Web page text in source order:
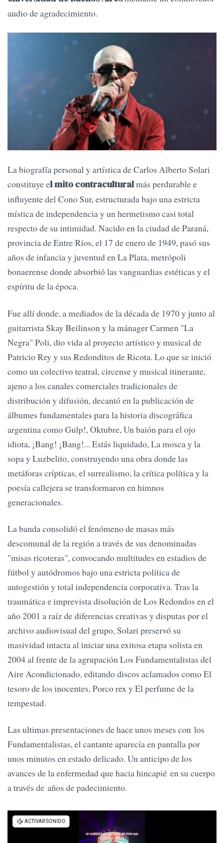
audio de agradecimiento.
La biografía personal y artística de Carlos Alberto Solari
constituye el mito contraculturalmás perdurable e
influyente del Cono Sur, estructurada bajo una estricta
mística de independencia y un hermetismo casi total
respecto de su intimidad. Nacido en la ciudad de Paraná,
provincia de Entre Ríos, el 17 de enero de 1949, pasó sus
años de infancia y juventud en La Plata, metrópoli
bonaerense donde absorbió las vanguardias estéticas y el
espíritu de la época.
Fue allí donde, a mediados de la década de 1970 y junto al
guitarrista Skay Beilinson y la mánager Carmen "La
Negra" Poli, dio vida al proyecto artístico y musical de
Patricio Rey y sus Redonditos de Ricota. Lo que se inició
como un colectivo teatral, circense y musical itinerante,
ajeno a los canales comerciales tradicionales de
distribución y difusión, decantó en la publicación de
álbumes fundamentales para la historia discográfica
argentina como Gulp!, Oktubre, Un baión para el ojo
idiota, ¡Bang! ¡Bang!... Estás liquidado, La mosca y la
sopa y Luzbelito, construyendo una obra donde las
metáforas crípticas, el surrealismo, la crítica política y la
poesía callejera se transformaron en himnos
generacionales.
La banda consolidó el fenómeno de masas más
descomunal de la región a través de sus denominadas
"misas ricoteras", convocando multitudes en estadios de
fútbol y autódromos bajo una estricta política de
autogestión y total independencia corporativa. Tras la
traumática e imprevista disolución de Los Redondos en el
año 2001 a raíz de diferencias creativas y disputas por el
archivo audiovisual del grupo, Solari preservó su
masividad intacta al iniciar una exitosa etapa solista en
2004 al frente de la agrupación Los Fundamentalistas del
Aire Acondicionado, editando discos aclamados como El
tesoro de los inocentes, Porco rex y El perfume de la
tempestad.
Las ultimas presentaciones de hace unos meses con los
Fundamentalistas, el cantante aparecía en pantalla por
unos minutos en estado delicado. Un anticipo de los
avances de la enfermedad que hacia hincapié en su cuerpo
a través de años de padecimiento.